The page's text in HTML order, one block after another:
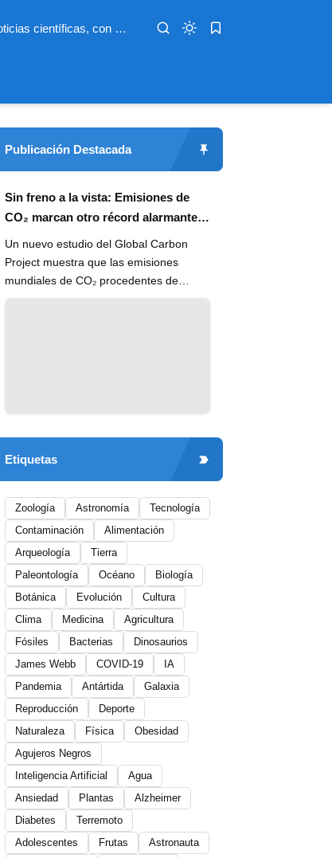
Infoterio es un medio digital dedicado a las noticias científicas, con artículos extensos y bien documentados sobre salud, medioambiente, tecnología, espacio, psicología, evolución y más. Nuestro objetivo es hacer accesible el conocimiento científico a lectores de habla hispana en todo el mundo, con información actualizada, fuentes confiables y explicaciones claras que conectan la ciencia con la vida cotidiana.
Publicación Destacada
Sin freno a la vista: Emisiones de
CO₂ marcan otro récord alarmante
en 2024
Un nuevo estudio del Global Carbon
Project muestra que las emisiones
mundiales de CO₂ procedentes de
combustibles fósiles han alcanzado un
Etiquetas
Zoología Astronomía
Tecnología
Contaminación
Alimentación
Arqueología
Tierra
Paleontología
Océano
Biología
Botánica
Evolución
Cultura
Clima
Medicina
Agricultura
Fósiles
Bacterias
Dinosaurios
James Webb
COVID-19
IA
Pandemia
Antártida
Galaxia
Reproducción
Deporte
Naturaleza
Física
Obesidad
Agujeros Negros
Inteligencia Artificial
Agua
Ansiedad
Plantas
Alzheimer
Diabetes
Terremoto
Adolescentes
Frutas
Astronauta